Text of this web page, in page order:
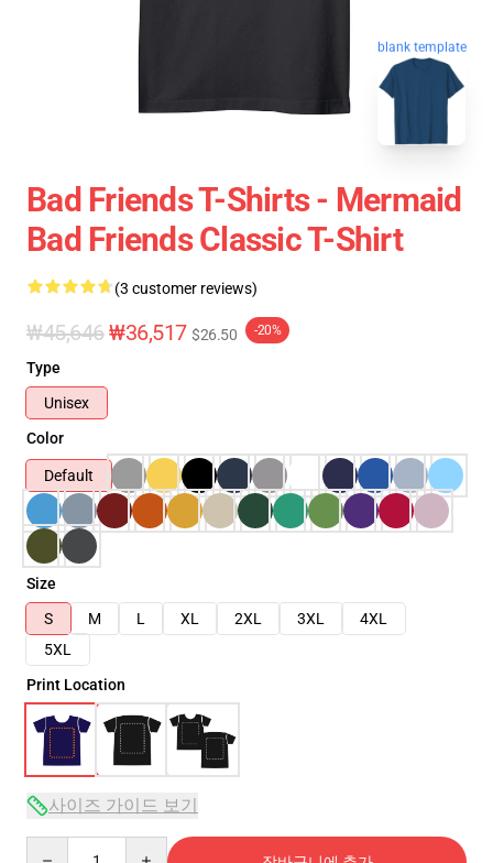
blank template
Bad Friends T-Shirts - Mermaid
Bad Friends Classic T-Shirt
(3 customer reviews)
₩45,646₩36,517 $26.50 -20%
Type
Unisex
Color
Default
Size
S
M L XL 2XL 3XL
4XL
5XL
Print Location
사이즈 가이드 보기